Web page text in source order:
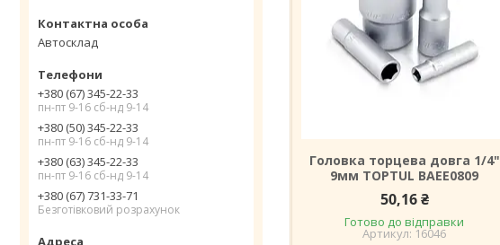
Автосклад
+380 (67) 345-22-33
пн-пт 9-16 сб-нд 9-14
+380 (50) 345-22-33
пн-пт 9-16 сб-нд 9-14
+380 (63) 345-22-33
пн-пт 9-16 сб-нд 9-14
+380 (67) 731-33-71
Безготівковий розрахунок
Головка торцева довга 1/4"
9мм TOPTUL BAEE0809
50,16 ₴
Готово до відправки
16046